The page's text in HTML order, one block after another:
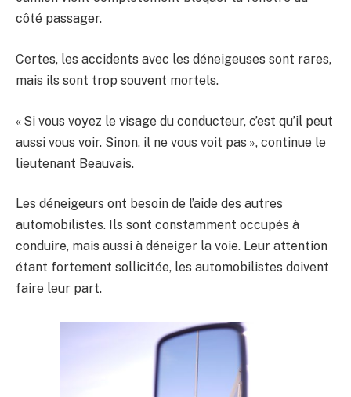
côté passager.
Certes, les accidents avec les déneigeuses sont rares,
mais ils sont trop souvent mortels.
« Si vous voyez le visage du conducteur, c’est qu’il peut
aussi vous voir. Sinon, il ne vous voit pas », continue le
lieutenant Beauvais.
Les déneigeurs ont besoin de l’aide des autres
automobilistes. Ils sont constamment occupés à
conduire, mais aussi à déneiger la voie. Leur attention
étant fortement sollicitée, les automobilistes doivent
faire leur part.